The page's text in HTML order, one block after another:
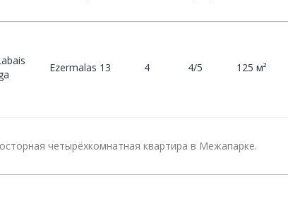
Ezermalas 13 4 4/5 125 м²
четырёхкомнатная квартира в Межапарке.